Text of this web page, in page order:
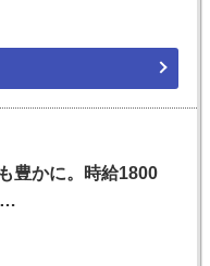
豊かに。時給1800
…